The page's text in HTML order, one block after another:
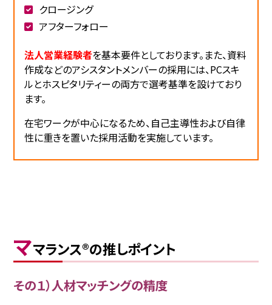
クロージング
アフターフォロー
法人営業経験者を基本要件としております。また、資料
作成などのアシスタントメンバーの採用には、PCスキ
ルとホスピタリティーの両方で選考基準を設けており
ます。
在宅ワークが中心になるため、自己主導性および自律
性に重きを置いた採用活動を実施しています。
ママランス®の推しポイント
その１）人材マッチングの精度